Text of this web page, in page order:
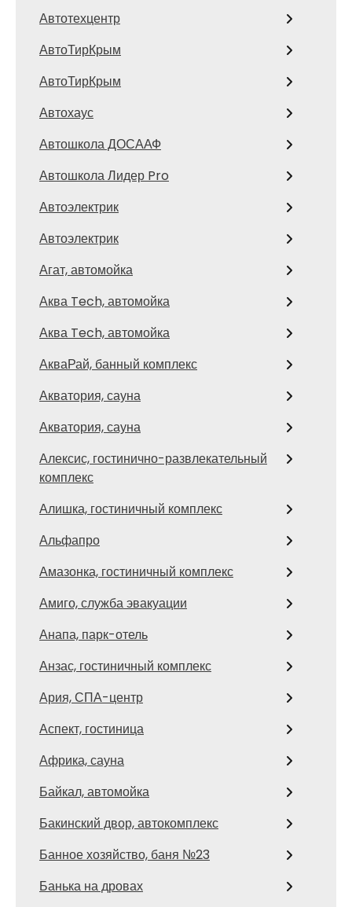
Автотехцентр
АвтоТирКрым
АвтоТирКрым
Автохаус
Автошкола ДОСААФ
Автошкола Лидер Pro
Автоэлектрик
Автоэлектрик
Агат, автомойка
Аква Tech, автомойка
Аква Tech, автомойка
АкваРай, банный комплекс
Акватория, сауна
Акватория, сауна
Алексис, гостинично-развлекательный
комплекс
Алишка, гостиничный комплекс
Альфапро
Амазонка, гостиничный комплекс
Амиго, служба эвакуации
Анапа, парк-отель
Анзас, гостиничный комплекс
Ария, СПА-центр
Аспект, гостиница
Африка, сауна
Байкал, автомойка
Бакинский двор, автокомплекс
Банное хозяйство, баня №23
Банька на дровах